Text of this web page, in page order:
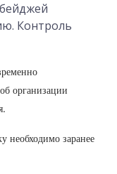
Контроль
организации
необходимо заранее